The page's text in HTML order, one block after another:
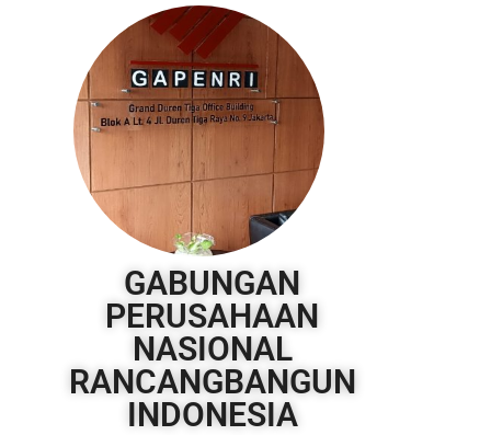
GABUNGAN
PERUSAHAAN
NASIONAL
RANCANGBANGUN
INDONESIA